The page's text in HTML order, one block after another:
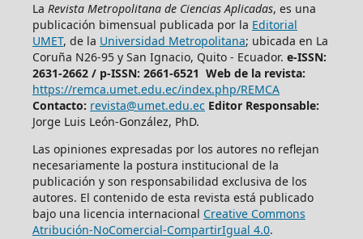
La Revista Metropolitana de Ciencias Aplicadas, es una
publicación bimensual publicada por la Editorial
UMET, de la Universidad Metropolitana; ubicada en La
Coruña N26-95 y San Ignacio, Quito - Ecuador. e-ISSN:
2631-2662 / p-ISSN: 2661-6521 Web de la revista:
https://remca.umet.edu.ec/index.php/REMCA
Contacto: revista@umet.edu.ec Editor Responsable:
Jorge Luis León-González, PhD.
Las opiniones expresadas por los autores no reflejan
necesariamente la postura institucional de la
publicación y son responsabilidad exclusiva de los
autores. El contenido de esta revista está publicado
bajo una licencia internacional Creative Commons
Atribución-NoComercial-CompartirIgual 4.0.